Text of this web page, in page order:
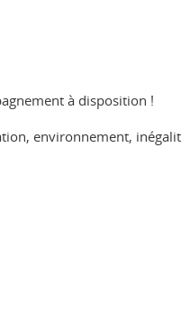
à disposition !
environnement,